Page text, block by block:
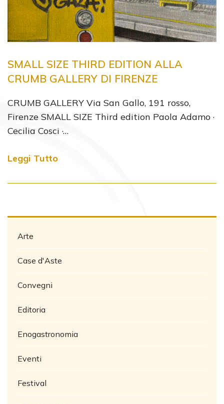
SMALL SIZE THIRD EDITION ALLA
CRUMB GALLERY DI FIRENZE
CRUMB GALLERY Via San Gallo, 191 rosso,
Firenze SMALL SIZE Third edition Paola Adamo ·
Cecilia Cosci ·…
Leggi Tutto
Arte
Case d'Aste
Convegni
Editoria
Enogastronomia
Eventi
Festival